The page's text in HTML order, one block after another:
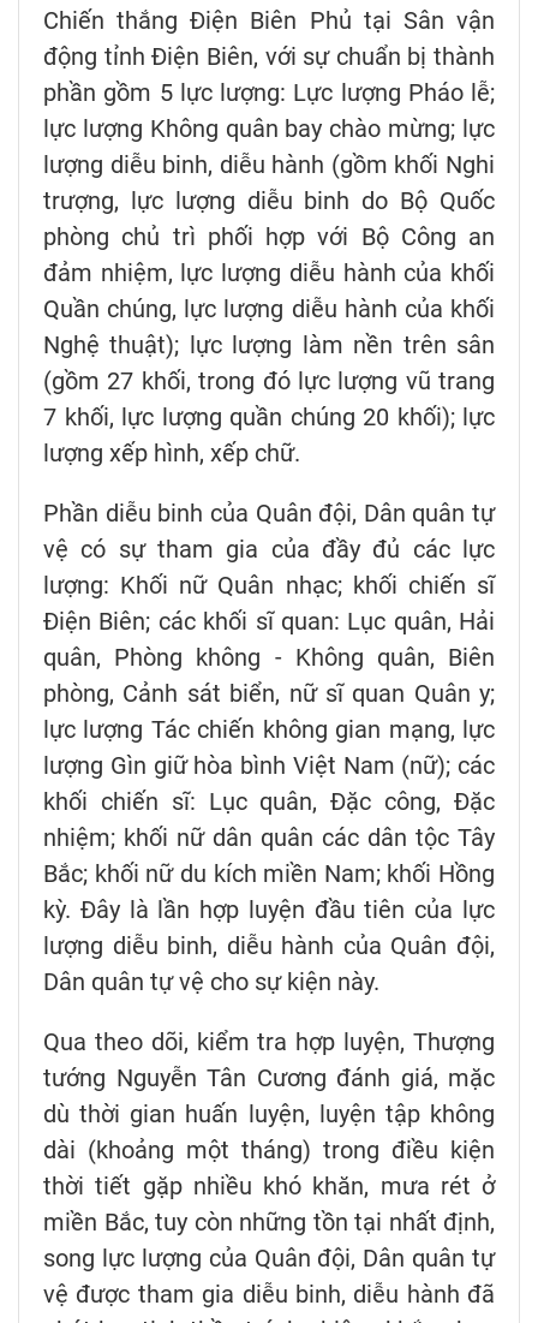
Chiến thắng Điện Biên Phủ tại Sân vận
động tỉnh Điện Biên, với sự chuẩn bị thành
phần gồm 5 lực lượng: Lực lượng Pháo lễ;
lực lượng Không quân bay chào mừng; lực
lượng diễu binh, diễu hành (gồm khối Nghi
trượng, lực lượng diễu binh do Bộ Quốc
phòng chủ trì phối hợp với Bộ Công an
đảm nhiệm, lực lượng diễu hành của khối
Quần chúng, lực lượng diễu hành của khối
Nghệ thuật); lực lượng làm nền trên sân
(gồm 27 khối, trong đó lực lượng vũ trang
7 khối, lực lượng quần chúng 20 khối); lực
lượng xếp hình, xếp chữ.
Phần diễu binh của Quân đội, Dân quân tự
vệ có sự tham gia của đầy đủ các lực
lượng: Khối nữ Quân nhạc; khối chiến sĩ
Điện Biên; các khối sĩ quan: Lục quân, Hải
quân, Phòng không - Không quân, Biên
phòng, Cảnh sát biển, nữ sĩ quan Quân y;
lực lượng Tác chiến không gian mạng, lực
lượng Gìn giữ hòa bình Việt Nam (nữ); các
khối chiến sĩ: Lục quân, Đặc công, Đặc
nhiệm; khối nữ dân quân các dân tộc Tây
Bắc; khối nữ du kích miền Nam; khối Hồng
kỳ. Đây là lần hợp luyện đầu tiên của lực
lượng diễu binh, diễu hành của Quân đội,
Dân quân tự vệ cho sự kiện này.
Qua theo dõi, kiểm tra hợp luyện, Thượng
tướng Nguyễn Tân Cương đánh giá, mặc
dù thời gian huấn luyện, luyện tập không
dài (khoảng một tháng) trong điều kiện
thời tiết gặp nhiều khó khăn, mưa rét ở
miền Bắc, tuy còn những tồn tại nhất định,
song lực lượng của Quân đội, Dân quân tự
vệ được tham gia diễu binh, diễu hành đã